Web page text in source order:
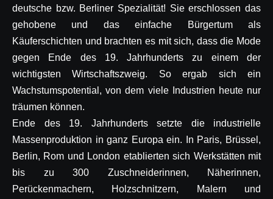
deutsche bzw. Berliner Spezialität! Sie erschlossen das
gehobene und das einfache Bürgertum als
Käuferschichten und brachten es mit sich, dass die Mode
gegen Ende des 19. Jahrhunderts zu einem der
wichtigsten Wirtschaftszweig. So ergab sich ein
Wachstumspotential, von dem viele Industrien heute nur
träumen können.
Ende des 19. Jahrhunderts setzte die industrielle
Massenproduktion in ganz Europa ein. In Paris, Brüssel,
Berlin, Rom und London etablierten sich Werkstätten mit
bis zu 300 Zuschneiderinnen, Näherinnen,
Perückenmachern, Holzschnitzern, Malern und